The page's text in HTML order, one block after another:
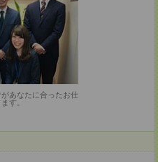
あなたに合ったお仕
す。